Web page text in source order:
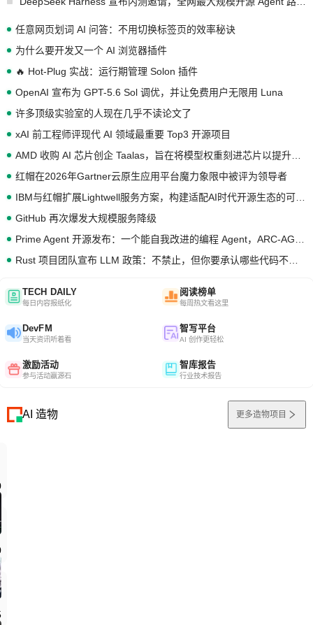
任意网页划词 AI 问答：不用切换标签页的效率秘诀
为什么要开发又一个 AI 浏览器插件
🔥 Hot-Plug 实战：运行期管理 Solon 插件
OpenAI 宣布为 GPT-5.6 Sol 调优，并让免费用户无限用 Luna
许多顶级实验室的人现在几乎不读论文了
xAI 前工程师评现代 AI 领域最重要 Top3 开源项目
红帽在2026年Gartner云原生应用平台魔力象限中被评为领导者
GitHub 再次爆发大规模服务降级
TECH DAILY
每日内容报纸化
阅读榜单
每周热文看这里
DevFM
当天资讯听着看
智写平台
AI 创作更轻松
激励活动
参与活动赢源石
智库报告
行业技术报告
AI 造物 更多造物项目